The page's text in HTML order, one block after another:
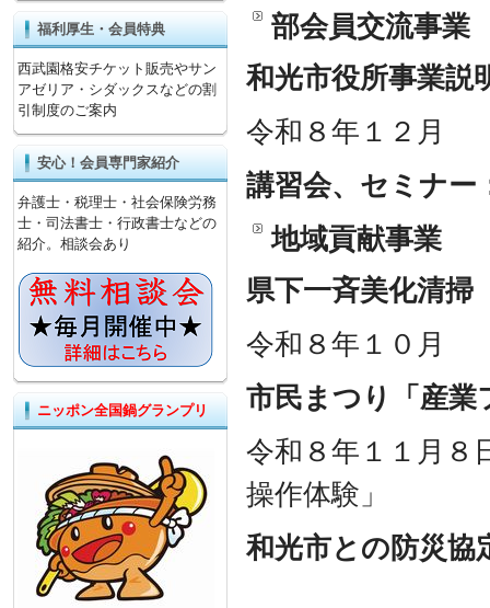
部会員交流事業
和光市役所事業説
令和８年１２
講習会、セミナ
地域貢献事業
県下一斉美化清掃
令和８年１０
市民まつり「産業
令和８年１１月
操作体験」
和光市との防災協
福利厚生・会員特典
西武園格安チケット販売やサン
アゼリア・シダックスなどの割
引制度のご案内
安心！会員専門家紹介
弁護士・税理士・社会保険労務
士・司法書士・行政書士などの
紹介。相談会あり
ニッポン全国鍋グランプリ